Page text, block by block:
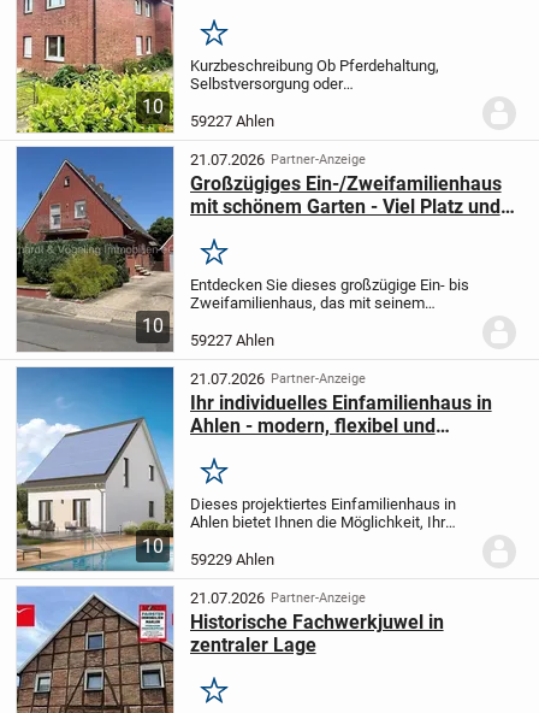
10
Merken
Kurzbeschreibung Ob Pferdehaltung,
Selbstversorgung oder
außergewöhnliche Anwesen bietet Raum
für Ihre Ideen. Auf insgesamt ca. 2.550
m² Grundstücks- und Grünfläche...
59227 Ahlen
10
21.07.2026 Partner-Anzeige
Großzügiges Ein-/Zweifamilienhaus
mit schönem Garten - Viel Platz und
Merken
Entdecken Sie dieses großzügige Ein- bis
Zweifamilienhaus, das mit seinem
Atmosphäre ein echtes Zuhause zum
Wohlfühlen bietet. Auf einer Wohnfläche
von ca....
59227 Ahlen
10
21.07.2026 Partner-Anzeige
Ihr individuelles Einfamilienhaus in
Ahlen - modern, flexibel und
Merken
Dieses projektiertes Einfamilienhaus in
Ahlen bietet Ihnen die Möglichkeit, Ihr
und Vorstellungen zu gestalten. Mit 4
Zimmern auf einer Wohnfläche von 136
m²...
59229 Ahlen
21.07.2026 Partner-Anzeige
Historische Fachwerkjuwel in
zentraler Lage
Merken